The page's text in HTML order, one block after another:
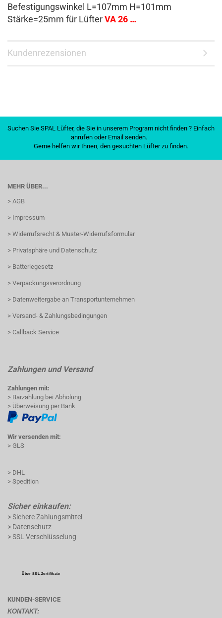
Befestigungswinkel L=107mm H=101mm
Stärke=25mm für LüfterVA 26 …
Kundenrezensionen
Suchen Sie SPAL Lüfter, die Sie in unserem Program nicht finden ? Einfach
anrufen oder Email senden.
Gerne helfen wir Ihnen, den gesuchten Lüfter zu finden.
MEHR ÜBER...
> AGB
> Impressum
> Widerrufsrecht & Muster-Widerrufsformular
> Privatsphäre und Datenschutz
> Batteriegesetz
> Verpackungsverordnung
> Datenweitergabe an Transportunternehmen
> Versand- & Zahlungsbedingungen
> Callback Service
Zahlungen und Versand
Zahlungen mit:
> Barzahlung bei Abholung
> Überweisung per Bank
Wir versenden mit:
> GLS
> DHL
> Spedition
Sicher einkaufen:
> Sichere Zahlungsmittel
> Datenschutz
> SSL Verschlüsselung
Über SSL-Zertifikate
KUNDEN-SERVICE
KONTAKT: